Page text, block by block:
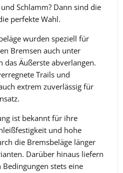
Schlamm? Dann sind die
perfekte Wahl.
wurden speziell für
Bremsen auch unter
das Äußerste abverlangen.
Trails und
extrem zuverlässig für
ist bekannt für ihre
und hohe
die Bremsbeläge länger
Darüber hinaus liefern
stets eine